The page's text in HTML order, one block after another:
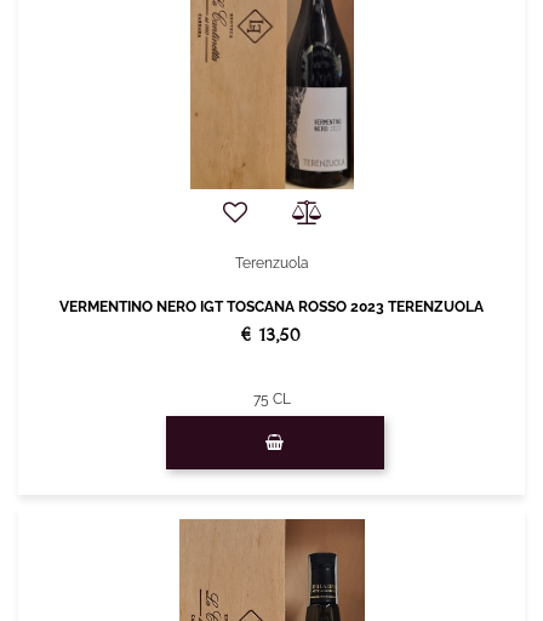
Terenzuola
VERMENTINO NERO IGT TOSCANA ROSSO 2023 TERENZUOLA
€ 13,50
75 CL